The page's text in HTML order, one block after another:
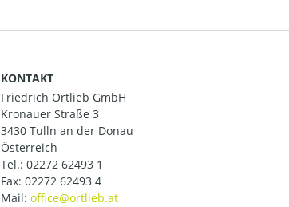
KONTAKT
Friedrich Ortlieb GmbH
Kronauer Straße 3
3430 Tulln an der Donau
Österreich
Tel.: 02272 62493 1
Fax: 02272 62493 4
Mail: